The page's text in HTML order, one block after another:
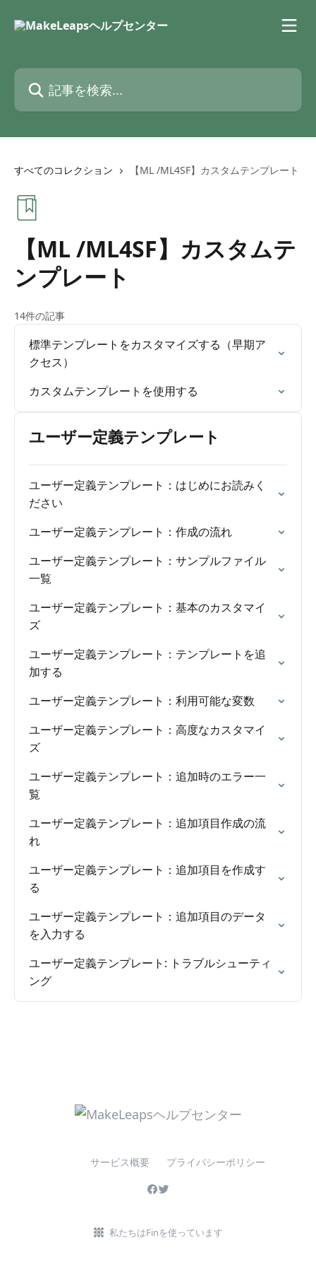
記事を検索...
すべてのコレクション 【ML /ML4SF】カスタムテンプレート
【ML /ML4SF】カスタムテ
ンプレート
14件の記事
標準テンプレートをカスタマイズする（早期ア
クセス）
カスタムテンプレートを使用する
ユーザー定義テンプレート
ユーザー定義テンプレート：はじめにお読みく
ださい
ユーザー定義テンプレート：作成の流れ
ユーザー定義テンプレート：サンプルファイル
一覧
ユーザー定義テンプレート：基本のカスタマイ
ズ
ユーザー定義テンプレート：テンプレートを追
加する
ユーザー定義テンプレート：利用可能な変数
ユーザー定義テンプレート：高度なカスタマイ
ズ
ユーザー定義テンプレート：追加時のエラー一
覧
ユーザー定義テンプレート：追加項目作成の流
れ
ユーザー定義テンプレート：追加項目を作成す
る
ユーザー定義テンプレート：追加項目のデータ
を入力する
ユーザー定義テンプレート: トラブルシューティ
ング
サービス概要 プライバシーポリシー
私たちはFinを使っています